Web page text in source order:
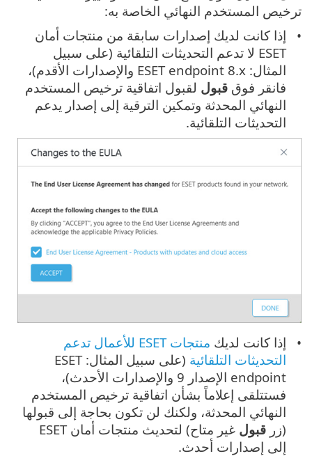
ترخيص المستخدم النهائي الخاصة به:
إذا كانت لديك إصدارات سابقة من منتجات أمان
ESET لا تدعم التحديثات التلقائية (على سبيل
المثال: ESET endpoint 8.x والإصدارات الأقدم)،
فانقر فوققبول لقبول اتفاقية ترخيص المستخدم
النهائي المحدثة وتمكين الترقية إلى إصدار يدعم
التحديثات التلقائية.
إذا كانت لديك
منتجات ESET للأعمال تدعم
التحديثات التلقائية
(على سبيل المثال: ESET
endpoint الإصدار 9 والإصدارات الأحدث)،
فستتلقى إعلاماً بشأن اتفاقية ترخيص المستخدم
النهائي المحدثة، ولكنك لن تكون بحاجة إلى قبولها
(زرقبول
غير متاح) لتحديث منتجات أمان ESET
إلى إصدارات أحدث.